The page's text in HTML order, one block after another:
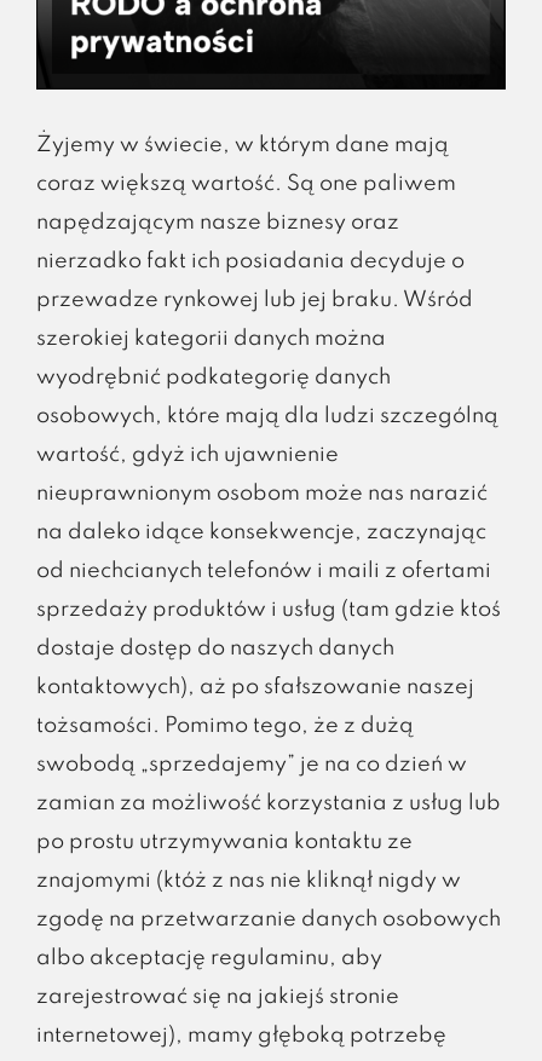
Żyjemy w świecie, w którym dane mają
coraz większą wartość. Są one paliwem
napędzającym nasze biznesy oraz
nierzadko fakt ich posiadania decyduje o
przewadze rynkowej lub jej braku. Wśród
szerokiej kategorii danych można
wyodrębnić podkategorię danych
osobowych, które mają dla ludzi szczególną
wartość, gdyż ich ujawnienie
nieuprawnionym osobom może nas narazić
na daleko idące konsekwencje, zaczynając
od niechcianych telefonów i maili z ofertami
sprzedaży produktów i usług (tam gdzie ktoś
dostaje dostęp do naszych danych
kontaktowych), aż po sfałszowanie naszej
tożsamości. Pomimo tego, że z dużą
swobodą „sprzedajemy” je na co dzień w
zamian za możliwość korzystania z usług lub
po prostu utrzymywania kontaktu ze
znajomymi (któż z nas nie kliknął nigdy w
zgodę na przetwarzanie danych osobowych
albo akceptację regulaminu, aby
zarejestrować się na jakiejś stronie
internetowej), mamy głęboką potrzebę